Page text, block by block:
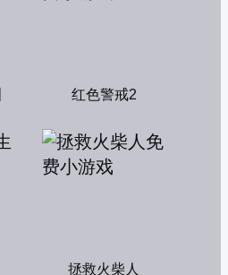
红色警戒2
拯救火柴人